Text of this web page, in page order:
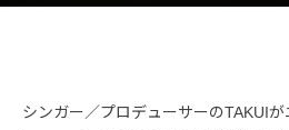
シンガー／プロデューサーのTAKUI